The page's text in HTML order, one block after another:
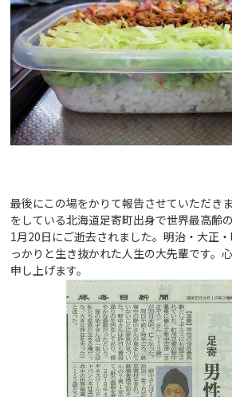
最後にこの場をかりて報告させていただき
をしている北海道足寄町出身で世界最高齢
1月20日にご逝去されました。明治・大正
っかりと生き抜かれた人生の大先輩です。
申し上げます。